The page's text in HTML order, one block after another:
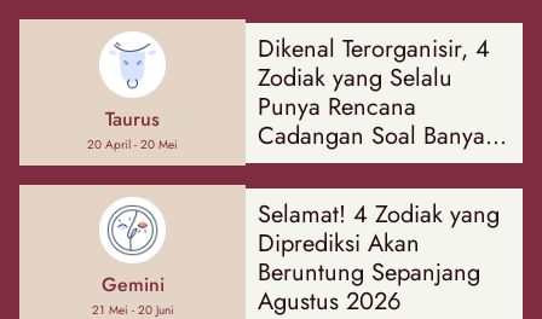
Taurus
20 April - 20 Mei
Dikenal Terorganisir, 4
Zodiak yang Selalu
Punya Rencana
Cadangan Soal Banyak
Hal
Gemini
21 Mei - 20 Juni
Selamat! 4 Zodiak yang
Diprediksi Akan
Beruntung Sepanjang
Agustus 2026